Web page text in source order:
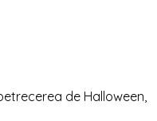
de Halloween,